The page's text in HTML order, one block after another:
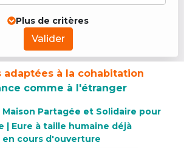
Plus de critères
Valider
adaptées à la cohabitation
comme à l'étranger
Partagée et Solidaire pour
| Eure à taille humaine déjà
cours d'ouverture